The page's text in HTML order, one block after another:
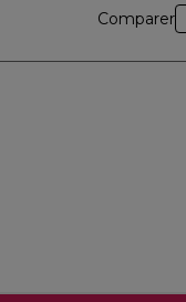
Comparer